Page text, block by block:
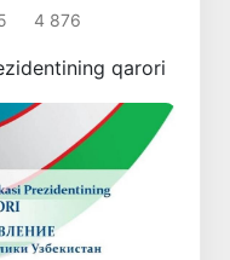
4 876
qarori